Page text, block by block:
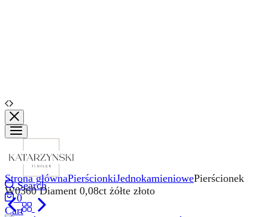
Search
0
Cart
Strona głównaPierścionkiJednokamieniowePierścionek
W0360 Diament 0,08ct żółte złoto